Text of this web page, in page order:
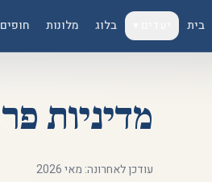
בית בלוג מלונות
מדיניות
עודכן לאחרונה: מאי 2026